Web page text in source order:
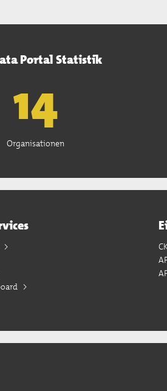
Portal Statistik
15
Organisationen